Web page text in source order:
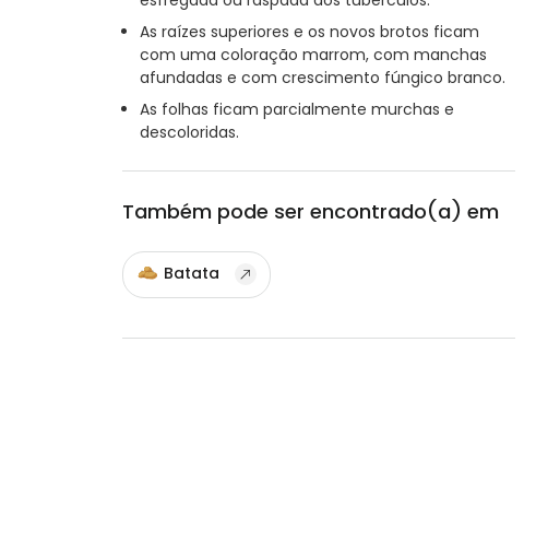
As raízes superiores e os novos brotos ficam
com uma coloração marrom, com manchas
afundadas e com crescimento fúngico branco.
As folhas ficam parcialmente murchas e
descoloridas.
Também pode ser encontrado(a) em
Batata